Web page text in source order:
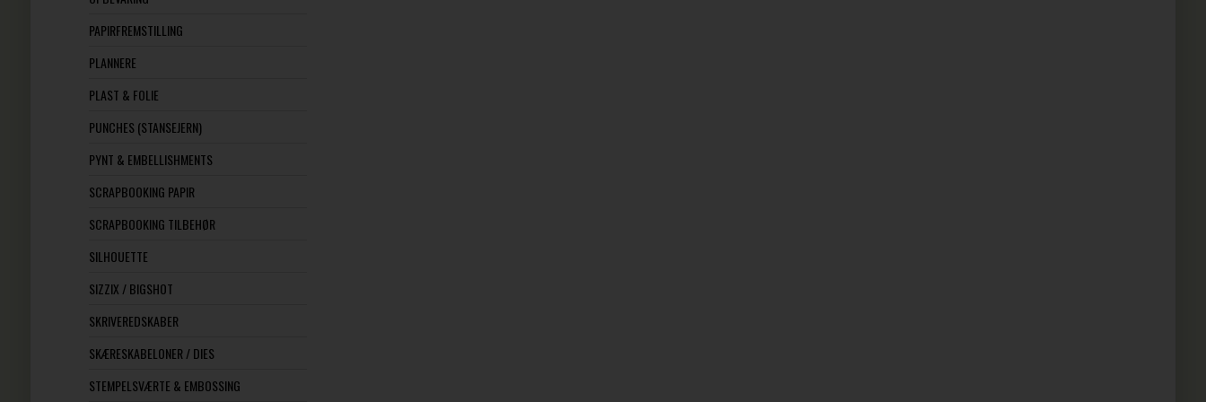
PAPIRFREMSTILLING
PLANNERE
PLAST & FOLIE
PUNCHES (STANSEJERN)
PYNT & EMBELLISHMENTS
SCRAPBOOKING PAPIR
SCRAPBOOKING TILBEHØR
SILHOUETTE
SIZZIX / BIGSHOT
SKRIVEREDSKABER
SKÆRESKABELONER / DIES
STEMPELSVÆRTE & EMBOSSING